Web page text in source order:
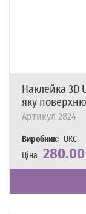
Наклейка 3D
яку
Артикул 2824
Виробник: UKC
Ціна 280.00
Наявність
Є в наявності